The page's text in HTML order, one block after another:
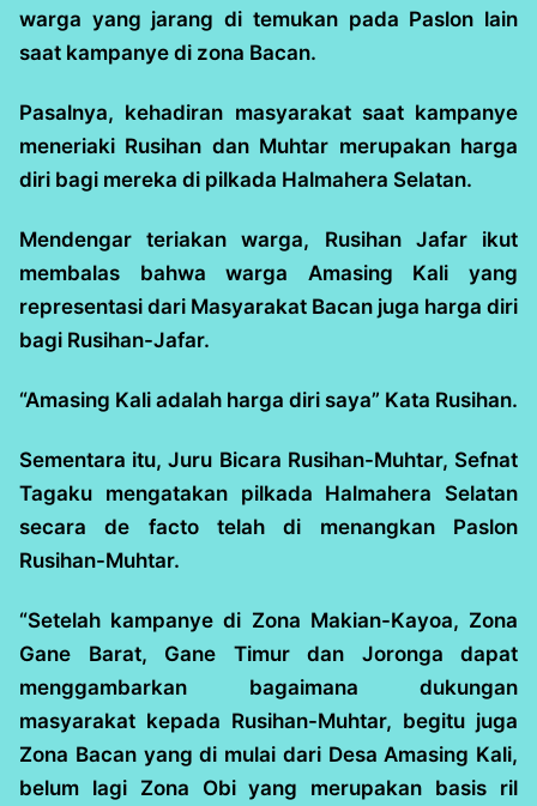
warga yang jarang di temukan pada Paslon lain
saat kampanye di zona Bacan.
Pasalnya, kehadiran masyarakat saat kampanye
meneriaki Rusihan dan Muhtar merupakan harga
diri bagi mereka di pilkada Halmahera Selatan.
Mendengar teriakan warga, Rusihan Jafar ikut
membalas bahwa warga Amasing Kali yang
representasi dari Masyarakat Bacan juga harga diri
bagi Rusihan-Jafar.
“Amasing Kali adalah harga diri saya” Kata Rusihan.
Sementara itu, Juru Bicara Rusihan-Muhtar, Sefnat
Tagaku mengatakan pilkada Halmahera Selatan
secara de facto telah di menangkan Paslon
Rusihan-Muhtar.
“Setelah kampanye di Zona Makian-Kayoa, Zona
Gane Barat, Gane Timur dan Joronga dapat
menggambarkan bagaimana dukungan
masyarakat kepada Rusihan-Muhtar, begitu juga
Zona Bacan yang di mulai dari Desa Amasing Kali,
belum lagi Zona Obi yang merupakan basis ril